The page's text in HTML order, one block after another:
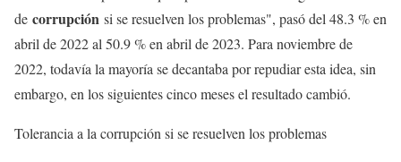
de corrupción si se resuelven los problemas", pasó del 48.3 % en
abril de 2022 al 50.9 % en abril de 2023. Para noviembre de
2022, todavía la mayoría se decantaba por repudiar esta idea, sin
embargo, en los siguientes cinco meses el resultado cambió.
Tolerancia a la corrupción si se resuelven los problemas